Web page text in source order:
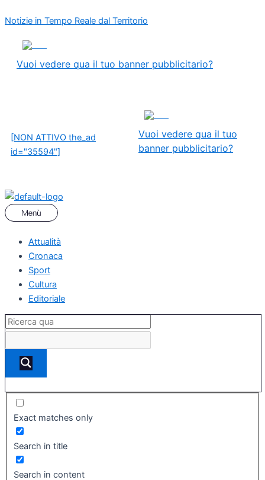
al
Notizie in Tempo Reale dal Territorio
Vuoi vedere qua il tuo banner pubblicitario?
[NON ATTIVO the_ad
id="35594"]
Vuoi vedere qua il tuo
banner pubblicitario?
Attualità
Cronaca
Sport
Cultura
Editoriale
Exact matches only
Search in title
Search in content
limitare
massimo
domenica
il
sole….